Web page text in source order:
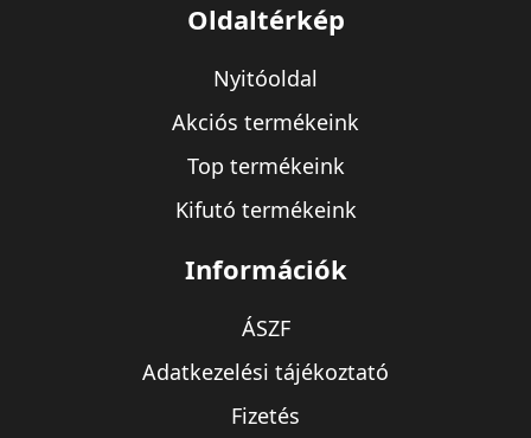
Oldaltérkép
Nyitóoldal
Akciós termékeink
Top termékeink
Kifutó termékeink
Információk
ÁSZF
Adatkezelési tájékoztató
Fizetés